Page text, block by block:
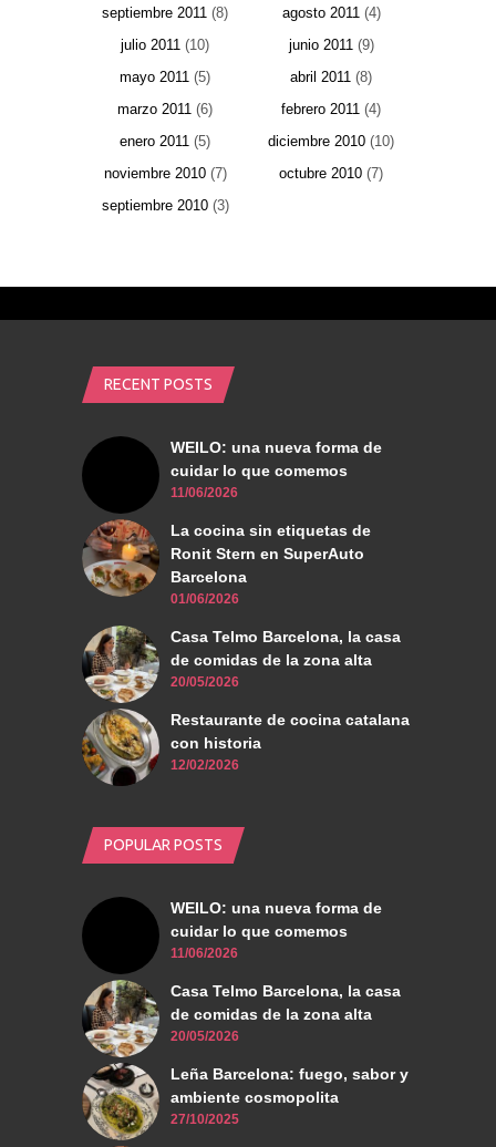
septiembre 2011 (8) agosto 2011(4)
julio 2011 (10) junio 2011(9)
mayo 2011 (5) abril 2011 (8)
marzo 2011 (6) febrero 2011 (4)
enero 2011 (5) diciembre 2010 (10)
noviembre 2010(7) octubre 2010 (7)
septiembre 2010(3)
RECENT POSTS
WEILO: una nueva forma de
cuidar lo que comemos
11/06/2026
La cocina sin etiquetas de
Ronit Stern en SuperAuto
Barcelona
01/06/2026
Casa Telmo Barcelona, la casa
de comidas de la zona alta
20/05/2026
Restaurante de cocina catalana
con historia
12/02/2026
POPULAR POSTS
WEILO: una nueva forma de
cuidar lo que comemos
11/06/2026
Casa Telmo Barcelona, la casa
de comidas de la zona alta
20/05/2026
Leña Barcelona: fuego, sabor y
ambiente cosmopolita
27/10/2025